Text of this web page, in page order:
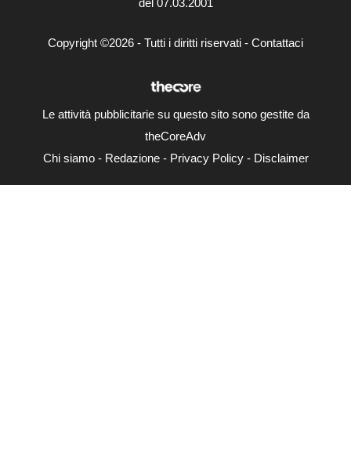
del 07.03.2001
Copyright ©2026 - Tutti i diritti riservati - Contattaci
Le attività pubblicitarie su questo sito sono gestite da
theCoreAdv
Chi siamo- Redazione- Privacy Policy- Disclaimer